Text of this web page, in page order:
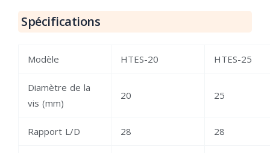
Spécifications
Modèle HTES-20 HTES-25
Diamètre de la
vis (mm)
20 25
Rapport L/D 28 28